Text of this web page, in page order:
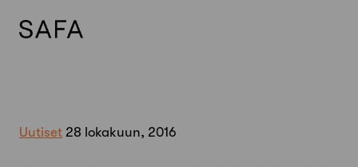
Uutiset 28 lokakuun, 2016